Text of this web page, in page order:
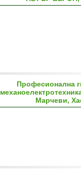
Професионална
Марчеви,